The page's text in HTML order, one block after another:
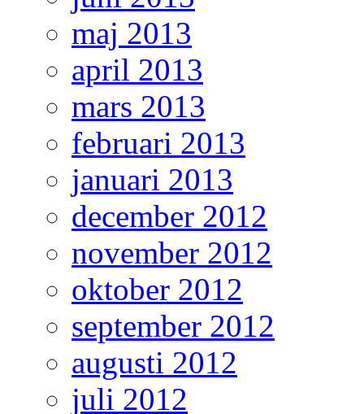
maj 2013
april 2013
mars 2013
februari 2013
januari 2013
december 2012
november 2012
oktober 2012
september 2012
augusti 2012
juli 2012